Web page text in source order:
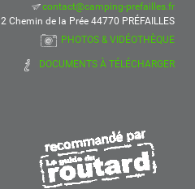
contact@camping-prefailles.fr
2 Chemin de la Prée 44770 PRÉFAILLES
PHOTOS & VIDÉOTHÈQUE
DOCUMENTS À TÉLÉCHARGER